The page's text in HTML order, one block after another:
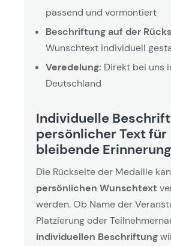
passend und vormontiert
Beschriftung auf der
Wunschtext individuell
Veredelung: Direkt bei uns
Deutschland
Individuelle
persönlicher Text für
bleibende
Die Rückseite der Medaille
persönlichen Wunschtext
werden. Ob Name der
Platzierung oder
individuellen Beschriftung